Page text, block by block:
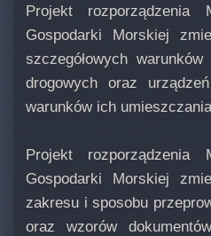
Projekt rozporządzenia
Gospodarki Morskiej
szczegółowych
drogowych oraz
warunków ich
Projekt rozporządzenia
Gospodarki Morskiej
zakresu i sposobu
oraz wzorów